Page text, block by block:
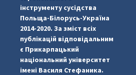
інструменту сусідства
Польща-Білорусь-Україна
2014-2020. За зміст всіх
публікацій відповідальним
є Прикарпацький
національний університет
імені Василя Стефаника.